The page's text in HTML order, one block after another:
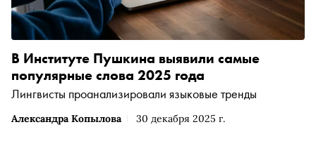
Александра Копылова 30 декабря 2025 г.
В Институте Пушкина выявили самые
популярные слова 2025 года
Лингвисты проанализировали языковые тренды